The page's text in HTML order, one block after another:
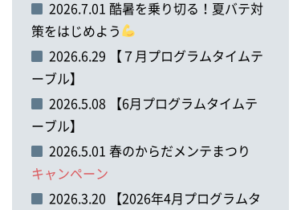
2026.7.01 酷暑を乗り切る！夏バテ対
策をはじめよう
2026.6.29 【７月プログラムタイムテ
ーブル】
2026.5.08 【6月プログラムタイムテ
ーブル】
2026.5.01 春のからだメンテまつり
キャンペーン
2026.3.20 【2026年4月プログラムタ